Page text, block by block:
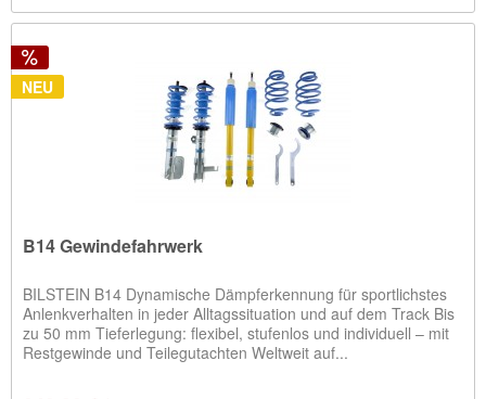
NEU
B14 Gewindefahrwerk
BILSTEIN B14 Dynamische Dämpferkennung für sportlichstes
Anlenkverhalten in jeder Alltagssituation und auf dem Track Bis
zu 50 mm Tieferlegung: flexibel, stufenlos und individuell – mit
Restgewinde und Teilegutachten Weltweit auf...